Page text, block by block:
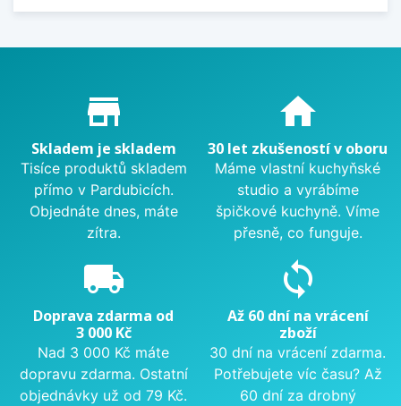
Proč nakupovat u nás?
store_mall_directory
Skladem je skladem
Tisíce produktů skladem
přímo v Pardubicích.
Objednáte dnes, máte
zítra.
home
30 let zkušeností v oboru
Máme vlastní kuchyňské
studio a vyrábíme
špičkové kuchyně. Víme
přesně, co funguje.
local_shipping
Doprava zdarma od
3 000 Kč
Nad 3 000 Kč máte
dopravu zdarma. Ostatní
objednávky už od 79 Kč.
sync
Až 60 dní na vrácení
zboží
30 dní na vrácení zdarma.
Potřebujete víc času? Až
60 dní za drobný